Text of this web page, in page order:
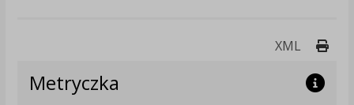
XML
Metryczka